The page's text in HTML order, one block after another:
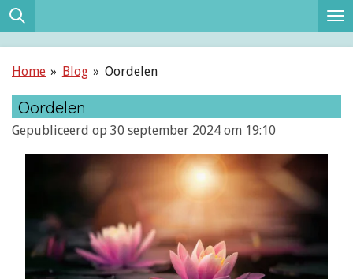
Ga
de
hoofdinhoud
Home » Blog » Oordelen
Oordelen
Gepubliceerd op 30 september 2024 om 19:10